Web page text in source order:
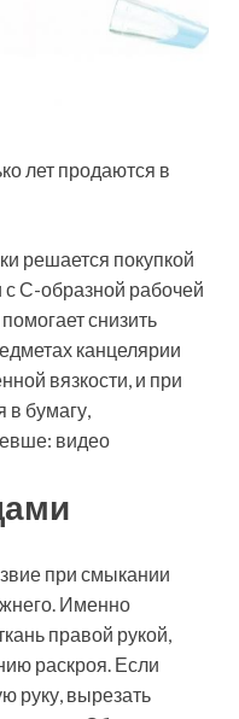
лет продаются в
решается покупкой
С-образной рабочей
снизить
канцелярии
вязкости, и при
бумагу,
видео
при смыкании
Именно
правой рукой,
раскроя. Если
руку, вырезать